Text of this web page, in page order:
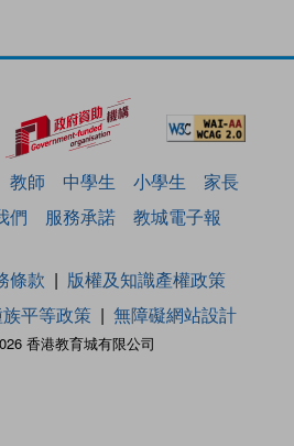
教師 中學生 小學生
家長
們 服務承諾 教城電子報
香港教育城有限公司
條款
版權及知識產權政策
平等政策 無障礙網站設計